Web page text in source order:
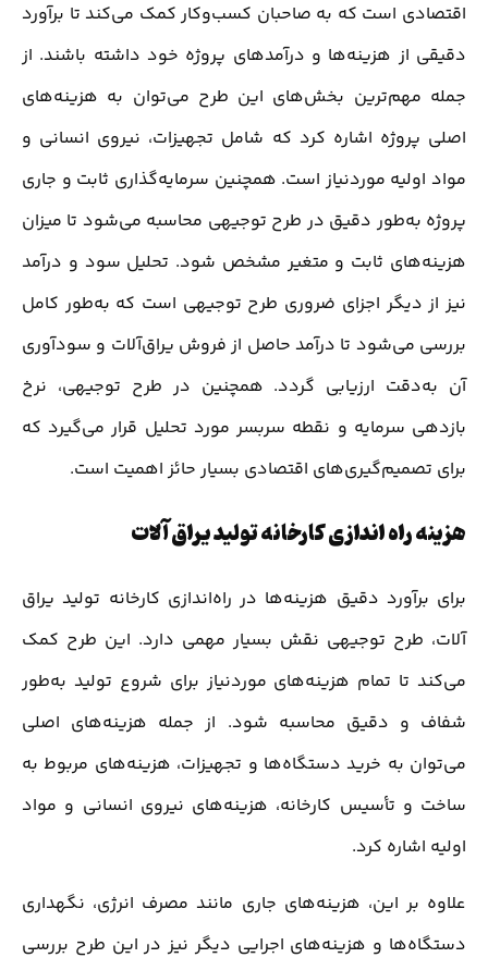
اقتصادی است که به صاحبان کسب‌وکار کمک می‌کند تا برآورد
دقیقی از هزینه‌ها و درآمدهای پروژه خود داشته باشند. از
جمله مهم‌ترین بخش‌های این طرح می‌توان به هزینه‌های
اصلی پروژه اشاره کرد که شامل تجهیزات، نیروی انسانی و
مواد اولیه موردنیاز است. همچنین سرمایه‌گذاری ثابت و جاری
پروژه به‌طور دقیق در طرح توجیهی محاسبه می‌شود تا میزان
هزینه‌های ثابت و متغیر مشخص شود. تحلیل سود و درآمد
نیز از دیگر اجزای ضروری طرح توجیهی است که به‌طور کامل
بررسی می‌شود تا درآمد حاصل از فروش یراق‌آلات و سودآوری
آن به‌دقت ارزیابی گردد. همچنین در طرح توجیهی، نرخ
بازدهی سرمایه و نقطه سربسر مورد تحلیل قرار می‌گیرد که
برای تصمیم‌گیری‌های اقتصادی بسیار حائز اهمیت است.
هزینه راه اندازی کارخانه تولید یراق آلات
برای برآورد دقیق هزینه‌ها در راه‌اندازی کارخانه تولید یراق
آلات، طرح توجیهی نقش بسیار مهمی دارد. این طرح کمک
می‌کند تا تمام هزینه‌های موردنیاز برای شروع تولید به‌طور
شفاف و دقیق محاسبه شود. از جمله هزینه‌های اصلی
می‌توان به خرید دستگاه‌ها و تجهیزات، هزینه‌های مربوط به
ساخت و تأسیس کارخانه، هزینه‌های نیروی انسانی و مواد
اولیه اشاره کرد.
علاوه بر این، هزینه‌های جاری مانند مصرف انرژی، نگهداری
دستگاه‌ها و هزینه‌های اجرایی دیگر نیز در این طرح بررسی